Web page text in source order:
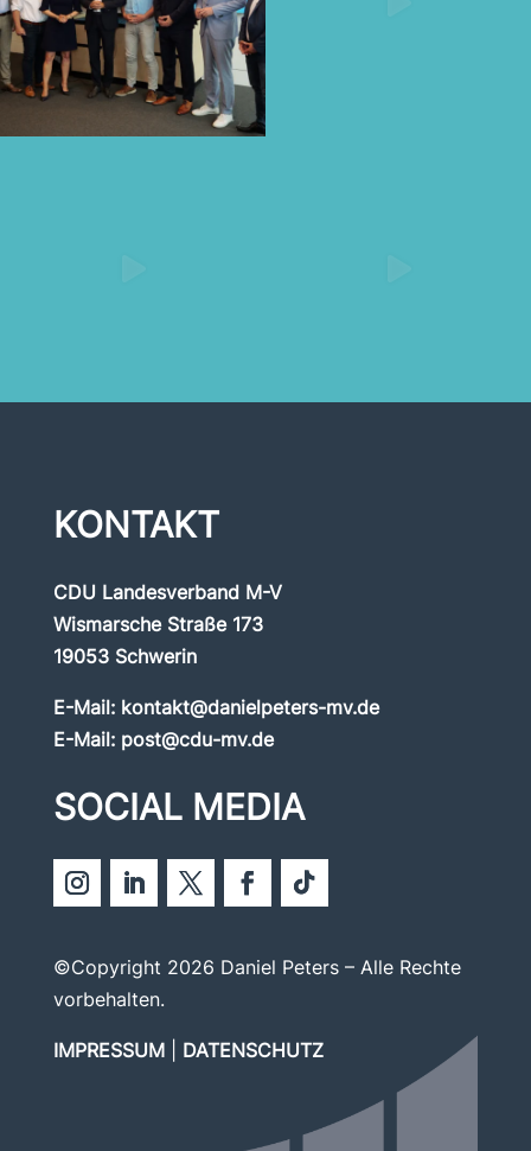
KONTAKT
CDU Landesverband M-V
Wismarsche Straße 173
19053 Schwerin
E-Mail: kontakt@danielpeters-mv.de
E-Mail: post@cdu-mv.de
SOCIAL MEDIA
©Copyright 2026 Daniel Peters – Alle Rechte
vorbehalten.
IMPRESSUM| DATENSCHUTZ